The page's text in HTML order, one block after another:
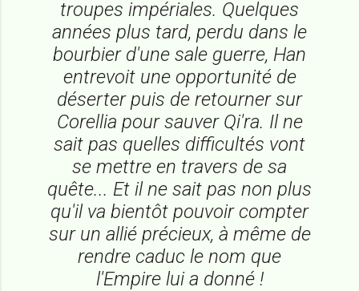
troupes impériales. Quelques
années plus tard, perdu dans le
bourbier d'une sale guerre, Han
entrevoit une opportunité de
déserter puis de retourner sur
Corellia pour sauver Qi'ra. Il ne
sait pas quelles difficultés vont
se mettre en travers de sa
quête... Et il ne sait pas non plus
qu'il va bientôt pouvoir compter
sur un allié précieux, à même de
rendre caduc le nom que
l'Empire lui a donné !